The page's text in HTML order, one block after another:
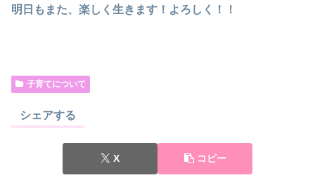
明日もまた、楽しく生きます！よろしく！！
子育てについて
シェアする
X コピー